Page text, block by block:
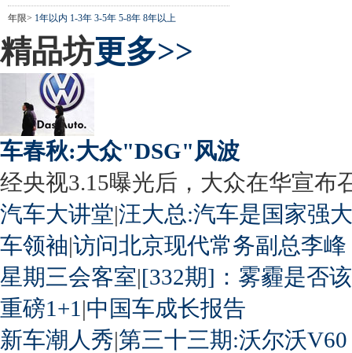
年限> 1年以内 1-3年 3-5年 5-8年 8年以上
精品坊更多>>
车春秋:大众"DSG"风波
经央视3.15曝光后，大众在华宣布
汽车大讲堂|汪大总:汽车是国家强
车领袖|访问北京现代常务副总李峰
星期三会客室|[332期]：雾霾是否
重磅1+1 |中国车成长报告
新车潮人秀|第三十三期:沃尔沃